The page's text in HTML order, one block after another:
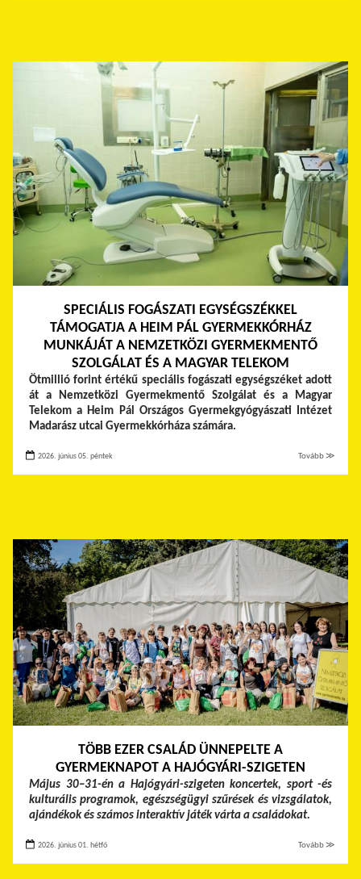
SPECIÁLIS FOGÁSZATI EGYSÉGSZÉKKEL
TÁMOGATJA A HEIM PÁL GYERMEKKÓRHÁZ
MUNKÁJÁT A NEMZETKÖZI GYERMEKMENTŐ
SZOLGÁLAT ÉS A MAGYAR TELEKOM
Ötmillió forint értékű speciális fogászati egységszéket adott
át a Nemzetközi Gyermekmentő Szolgálat és a Magyar
Telekom a Heim Pál Országos Gyermekgyógyászati Intézet
Madarász utcai Gyermekkórháza számára.
2026. június 05. péntek Tovább ≫
TÖBB EZER CSALÁD ÜNNEPELTE A
GYERMEKNAPOT A HAJÓGYÁRI-SZIGETEN
Május 30–31-én a Hajógyári-szigeten koncertek, sport -és
kulturális programok, egészségügyi szűrések és vizsgálatok,
ajándékok és számos interaktív játék várta a családokat.
2026. június 01. hétfő Tovább ≫